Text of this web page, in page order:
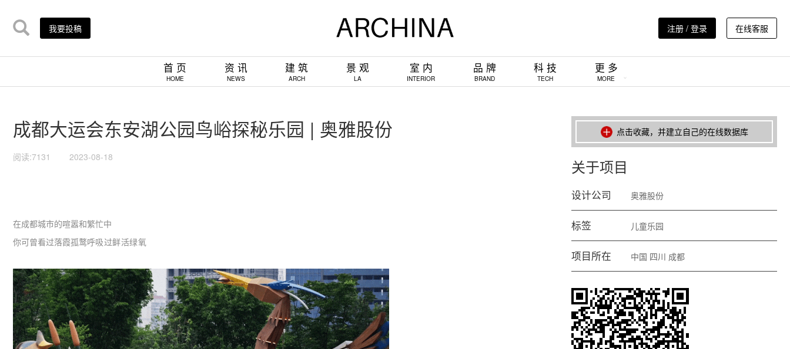
我要投稿 注册 / 登录 在线客服
首 页
HOME
资 讯
NEWS
建 筑
ARCH
景 观
LA
室 内
INTERIOR
品 牌
BRAND
科 技
TECH
更 多
MORE
成都大运会东安湖公园鸟峪探秘乐园 | 奥雅股份
阅读:7131 2023-08-18
在成都城市的喧嚣和繁忙中
你可曾看过落霞孤鹜呼吸过鲜活绿氧
点击收藏，并建立自己的在线数据库
关于项目
设计公司 奥雅股份
标签 儿童乐园
项目所在 中国 四川 成都